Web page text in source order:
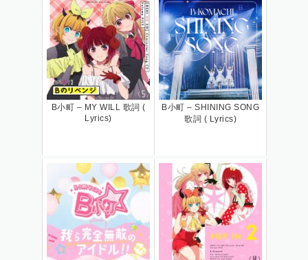
B小町 – MY WILL 歌詞 (
Lyrics)
B小町 – SHINING SONG
歌詞 ( Lyrics)